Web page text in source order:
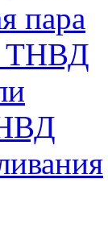
пара
ТНВД